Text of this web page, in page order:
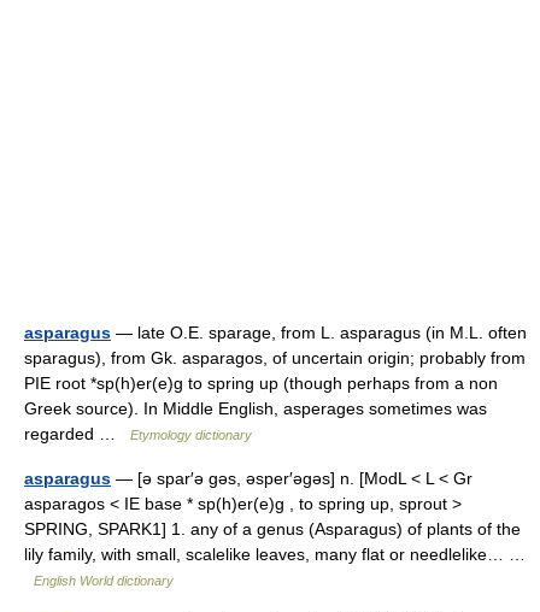
asparagus — late O.E. sparage, from L. asparagus (in M.L. often
sparagus), from Gk. asparagos, of uncertain origin; probably from
PIE root *sp(h)er(e)g to spring up (though perhaps from a non
Greek source). In Middle English, asperages sometimes was
regarded …
Etymology dictionary
asparagus — [ə spar′ə gəs, əsper′əgəs] n. [ModL < L < Gr
asparagos < IE base * sp(h)er(e)g , to spring up, sprout >
SPRING, SPARK1] 1. any of a genus (Asparagus) of plants of the
lily family, with small, scalelike leaves, many flat or needlelike… …
English World dictionary